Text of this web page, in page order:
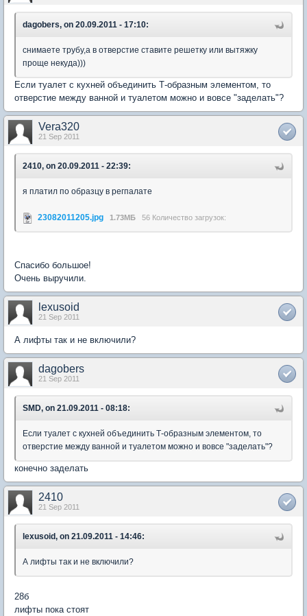
dagobers, on 20.09.2011 - 17:10:
снимаете трубу,а в отверстие ставите решетку или вытяжку
проще некуда)))
Если туалет с кухней объединить Т-образным элементом, то
отверстие между ванной и туалетом можно и вовсе "заделать"?
Vera320
21 Sep 2011
2410, on 20.09.2011 - 22:39:
я платил по образцу в регпалате
23082011205.jpg 1.73МБ 56 Количество загрузок:
Спасибо большое!
Очень выручили.
lexusoid
21 Sep 2011
А лифты так и не включили?
dagobers
21 Sep 2011
SMD, on 21.09.2011 - 08:18:
Если туалет с кухней объединить Т-образным элементом, то
отверстие между ванной и туалетом можно и вовсе "заделать"?
конечно заделать
2410
21 Sep 2011
lexusoid, on 21.09.2011 - 14:46:
А лифты так и не включили?
28б
лифты пока стоят